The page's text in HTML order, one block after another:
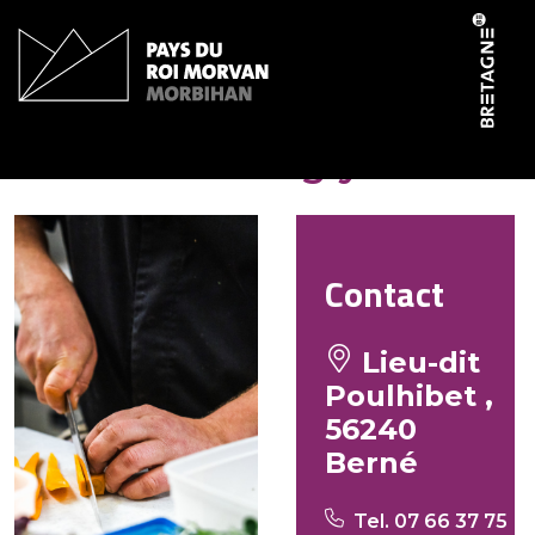
Contact
Lieu-dit
Poulhibet ,
56240
Berné
Tel. 07 66 37 75